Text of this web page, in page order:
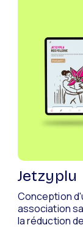
Jetzyplu
Conception
association
la réduction